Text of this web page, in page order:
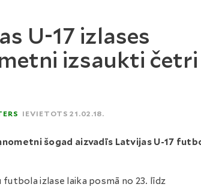
U-17 izlases
izsaukti četri
IEVIETOTS 21.02.18.
šogad aizvadīs Latvijas U-17
futbola izlase laika posmā no 23. līdz